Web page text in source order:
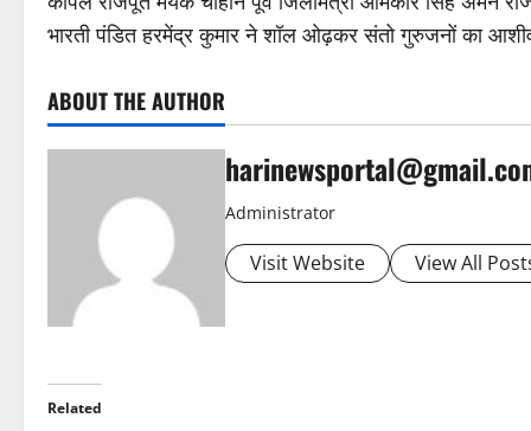
भारती पंडित हरमेंद्र कुमार ने शॉल ओढ़कर संतो गुरुजनों का
ABOUT THE AUTHOR
Administrator
Visit Website View All
Related